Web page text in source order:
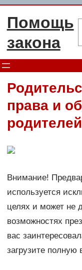
Перейти
Помощь
закона
права и
Внимание!
используется
целях и может не
возможностях
вас
загрузите полную